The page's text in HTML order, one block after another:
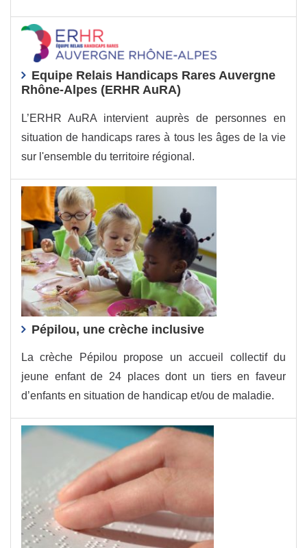
Equipe Relais Handicaps Rares Auvergne
Rhône-Alpes (ERHR AuRA)
L’ERHR AuRA intervient auprès de personnes en
situation de handicaps rares à tous les âges de la vie
sur l'ensemble du territoire régional.
Pépilou, une crèche inclusive
La crèche Pépilou propose un accueil collectif du
jeune enfant de 24 places dont un tiers en faveur
d’enfants en situation de handicap et/ou de maladie.